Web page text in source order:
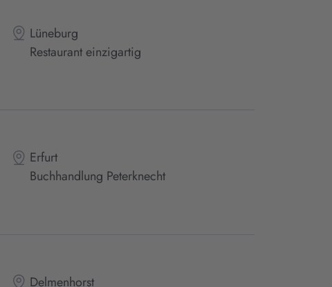
Lüneburg
Restaurant einzigartig
Erfurt
Buchhandlung Peterknecht
Delmenhorst